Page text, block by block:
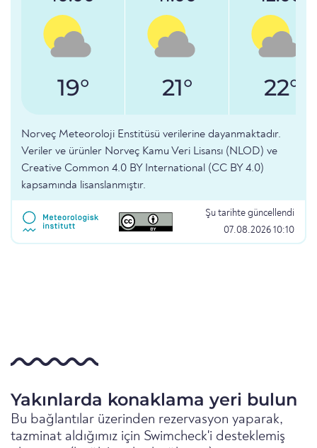
19° 21° 22°
Norveç Meteoroloji Enstitüsü verilerine dayanmaktadır.
Veriler ve ürünler Norveç Kamu Veri Lisansı (NLOD) ve
Creative Common 4.0 BY International (CC BY 4.0)
kapsamında lisanslanmıştır.
Şu tarihte güncellendi
07.08.2026 10:10
Yakınlarda konaklama yeri bulun
Bu bağlantılar üzerinden rezervasyon yaparak,
tazminat aldığımız için Swimcheck'i desteklemiş